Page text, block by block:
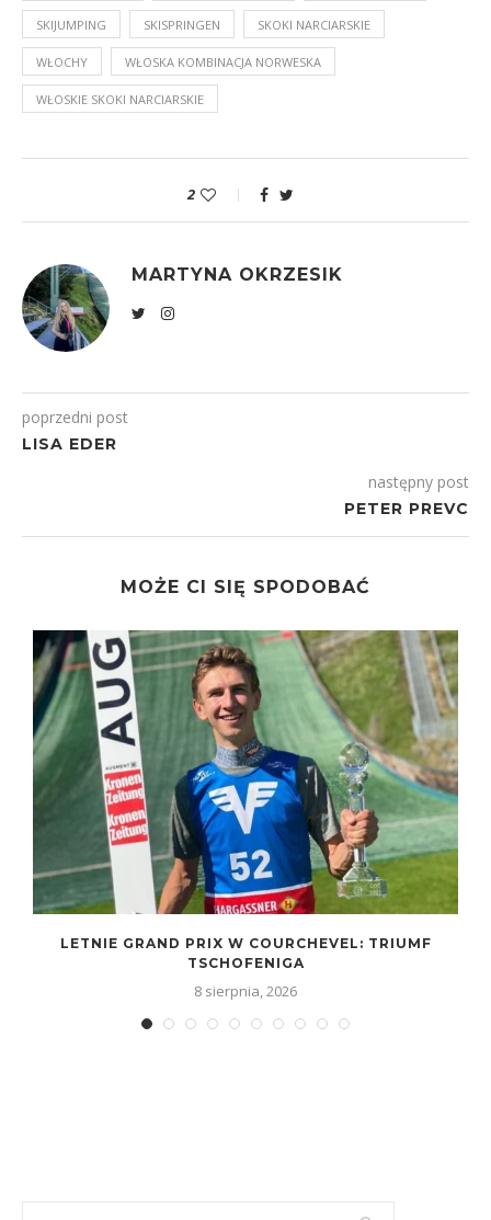
SKIJUMPING SKISPRINGEN SKOKI NARCIARSKIE
WŁOCHY WŁOSKA KOMBINACJA NORWESKA
WŁOSKIE SKOKI NARCIARSKIE
2
MARTYNA OKRZESIK
poprzedni post
LISA EDER
następny post
PETER PREVC
MOŻE CI SIĘ SPODOBAĆ
LETNIE GRAND PRIX W COURCHEVEL: TRIUMF
TSCHOFENIGA
8 sierpnia, 2026